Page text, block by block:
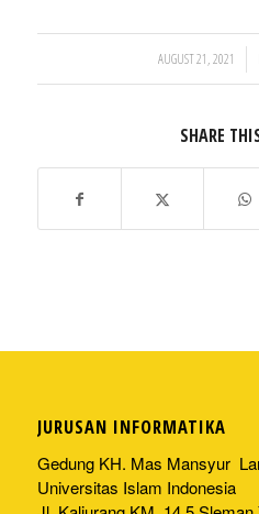
AUGUST 21, 2021
/
SHARE
JURUSAN INFORMATIKA
Gedung KH. Mas Mansyur
Universitas Islam Indonesia